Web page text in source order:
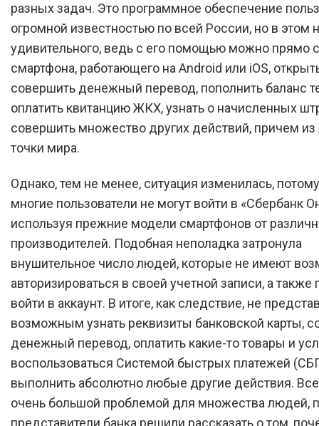
разных задач. Это программное обеспечение
огромной известностью по всей России, но в этом
удивительного, ведь с его помощью можно прямо
смартфона, работающего на Android или iOS,
совершить денежный перевод, пополнить баланс
оплатить квитанцию ЖКХ, узнать о начисленных
совершить множество других действий, причем
точки мира.
Однако, тем не менее, ситуация изменилась,
многие пользователи не могут войти в «Сбербанк
используя прежние модели смартфонов от
производителей. Подобная неполадка затронула
внушительное число людей, которые не имеют
авторизироваться в своей учетной записи, а также
войти в аккаунт. В итоге, как следствие, не
возможным узнать реквизиты банковской карты,
денежный перевод, оплатить какие-то товары и
воспользоваться Системой быстрых платежей
выполнить абсолютно любые другие действия. Все
очень большой проблемой для множества людей,
представители банка решили рассказать о том,